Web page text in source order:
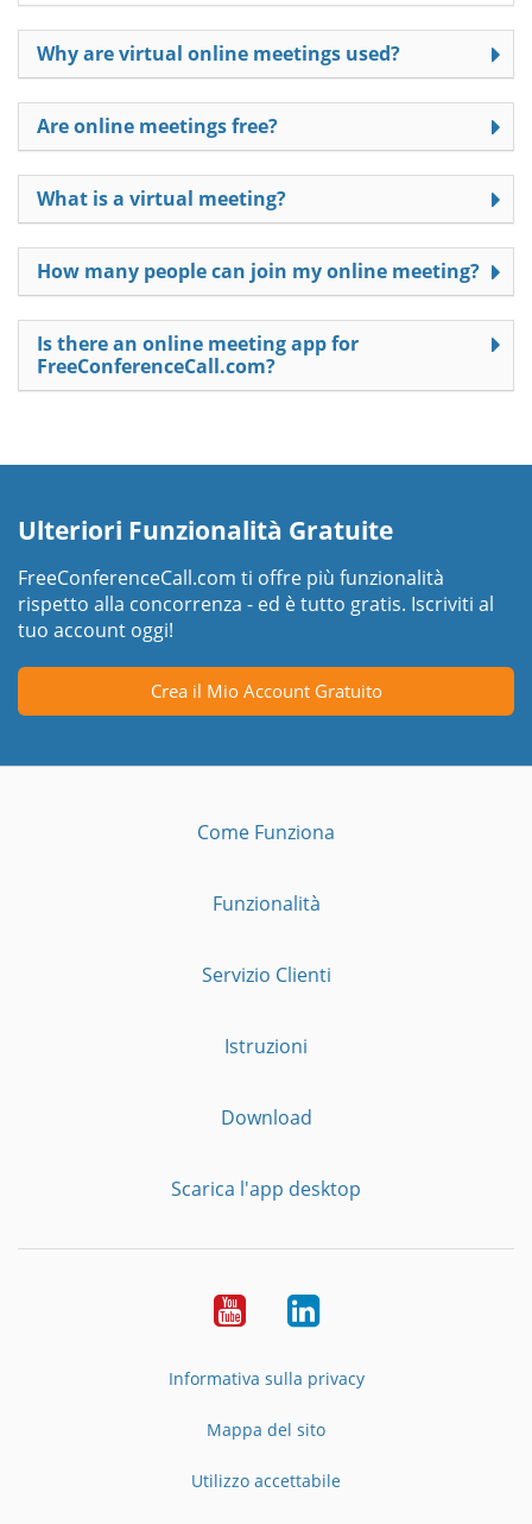
Why are virtual online meetings used?
Are online meetings free?
What is a virtual meeting?
How many people can join my online meeting?
Is there an online meeting app for
FreeConferenceCall.com?
Ulteriori Funzionalità Gratuite
FreeConferenceCall.com ti offre più funzionalità
rispetto alla concorrenza - ed è tutto gratis. Iscriviti al
tuo account oggi!
Crea il Mio Account Gratuito
Come Funziona
Funzionalità
Servizio Clienti
Istruzioni
Download
Scarica l'app desktop
YouTubeLinkedIn
Informativa sulla privacy
Mappa del sito
Utilizzo accettabile